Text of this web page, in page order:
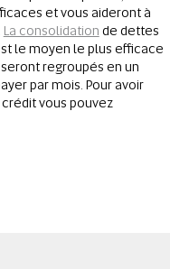
et vous aideront à
La consolidation de dettes
le moyen le plus efficace
regroupés en un
par mois. Pour avoir
vous pouvez